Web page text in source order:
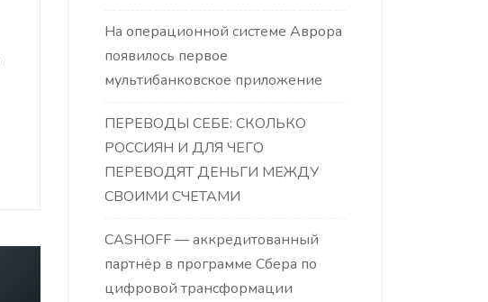
На операционной системе Аврора
появилось первое
мультибанковское приложение
ПЕРЕВОДЫ СЕБЕ: СКОЛЬКО
РОССИЯН И ДЛЯ ЧЕГО
ПЕРЕВОДЯТ ДЕНЬГИ МЕЖДУ
СВОИМИ СЧЕТАМИ
CASHOFF — аккредитованный
партнёр в программе Сбера по
цифровой трансформации